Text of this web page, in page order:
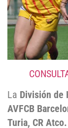
La División de
AVFCB
Turia, CR